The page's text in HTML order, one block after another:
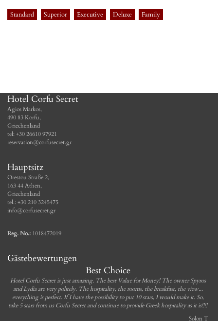
Standard Superior Executive Deluxe Family
Hotel Corfu Secret
Agios Markos,
490 83 Korfu,
Griechenland
tel: +30 26610 97921
reservation@corfusecret.gr
Hauptsitz
Orestou Straße 2,
163 44 Athen,
Griechenland
tel.: +30 210 3245475
info@corfusecret.gr
Reg. No.: 1018472019
Gästebewertungen
Best Choice
Hotel Corfu Secret is just amazing. The best Value for Money! The owner Spyros
and Lydia are very politely. The hospitality, the rooms, the breakfast, the view...
everything is perfect. If I have the possibility to put 10 stars, I would make it. So,
take 5 stars from us Corfu Secret and continue to provide Greek hospitality as it is!!!!
Solon T